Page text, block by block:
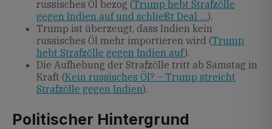
russisches Öl bezog (Trump hebt Strafzölle
gegen Indien auf und schließt Deal …).
Trump ist überzeugt, dass Indien kein
russisches Öl mehr importieren wird (Trump
hebt Strafzölle gegen Indien auf).
Die Aufhebung der Strafzölle tritt ab Samstag in
Kraft (Kein russisches Öl? – Trump streicht
Strafzölle gegen Indien).
Politischer Hintergrund